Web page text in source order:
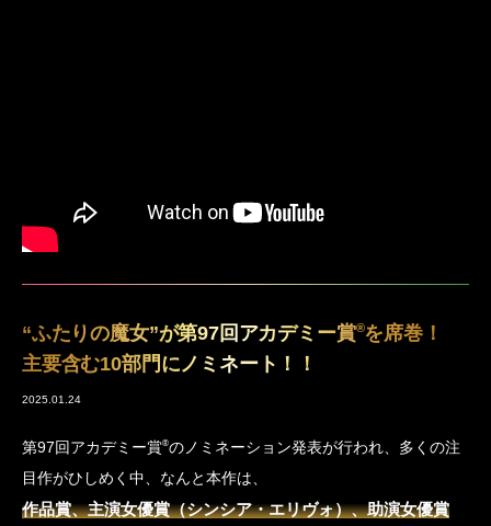
“ふたりの魔女”が第97回アカデミー賞®を席巻！
主要含む10部門にノミネート！！
2025.01.24
第97回アカデミー賞®のノミネーション発表が行われ、多くの注
目作がひしめく中、なんと本作は、
作品賞、主演女優賞（シンシア・エリヴォ）、助演女優賞